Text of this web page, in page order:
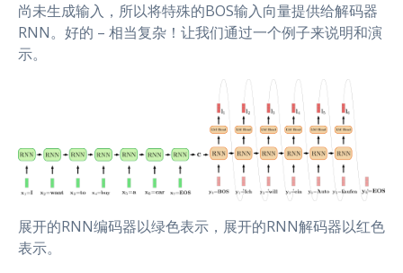
尚未生成输入，所以将特殊的BOS输入向量提供给解码器
RNN。好的 – 相当复杂！让我们通过一个例子来说明和演
示。
展开的RNN编码器以绿色表示，展开的RNN解码器以红色
表示。